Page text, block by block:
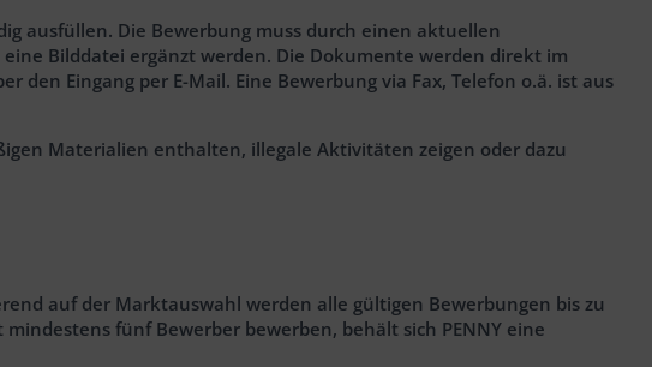
ausfüllen. Die Bewerbung muss durch einen aktuellen
Bilddatei ergänzt werden. Die Dokumente werden direkt im
Eingang per E-Mail. Eine Bewerbung via Fax, Telefon o.ä. ist aus
Materialien enthalten, illegale Aktivitäten zeigen oder dazu
auf der Marktauswahl werden alle gültigen Bewerbungen bis zu
fünf Bewerber bewerben, behält sich PENNY eine